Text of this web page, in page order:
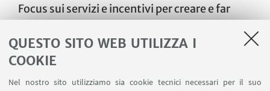
QUESTO SITO WEB UTILIZZA I
COOKIE
Nel nostro sito utilizziamo sia cookie tecnici necessari per il suo
Focus sui servizi e incentivi per creare e far
Nicole Monti,